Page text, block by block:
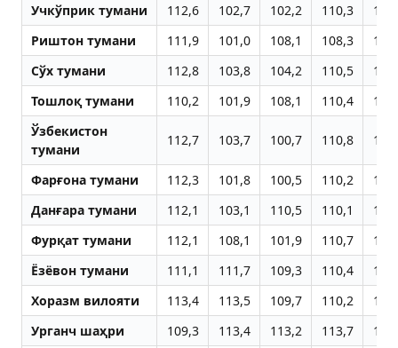
Учкўприк тумани
112,6 102,7 102,2 110,3
Риштон тумани
111,9 101,0 108,1 108,3
Сўх тумани
112,8 103,8 104,2 110,5
Тошлоқ тумани
110,2 101,9 108,1 110,4
Ўзбекистон
тумани
112,7 103,7 100,7 110,8
Фарғона тумани 112,3 101,8 100,5 110,2
Данғара тумани
112,1 103,1 110,5 110,1
Фурқат тумани
112,1 108,1 101,9 110,7
Ёзёвон тумани
111,1 111,7 109,3 110,4
Хоразм вилояти
113,4 113,5 109,7 110,2
Урганч шаҳри
109,3 113,4 113,2 113,7